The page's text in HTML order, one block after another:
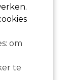
om
te